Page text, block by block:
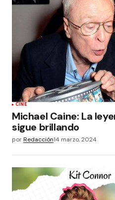
CINE
Michael Caine: La
sigue brillando
porRedacción14 marzo, 2024